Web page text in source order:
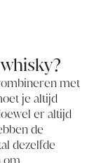
met
je altijd
er altijd
de
dezelfde